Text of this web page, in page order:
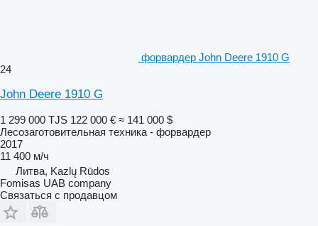
форвардер John Deere 1910 G
24
John Deere 1910 G
1 299 000 TJS 122 000 € ≈ 141 000 $
Лесозаготовительная техника - форвардер
2017
11 400 м/ч
Литва, Kazlų Rūdos
Fomisas UAB company
Связаться с продавцом